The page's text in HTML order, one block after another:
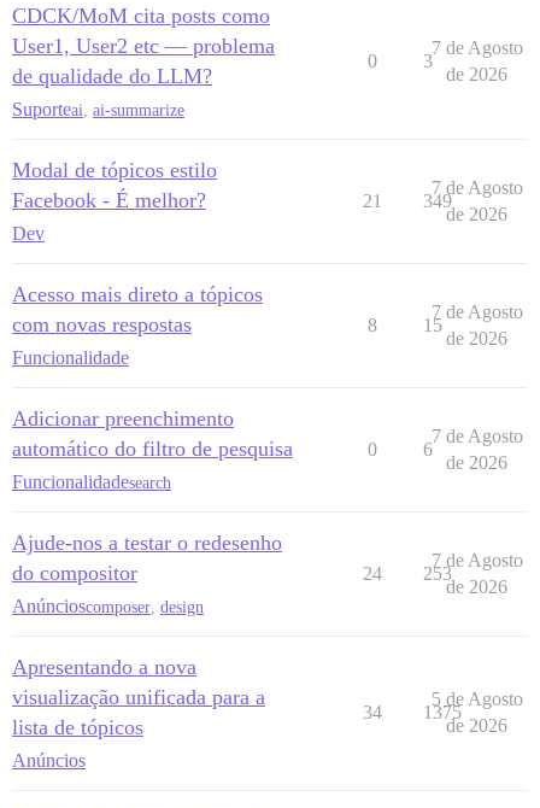
CDCK/MoM cita posts como
User1, User2 etc — problema
de qualidade do LLM?
Suporteai ai-summarize
0 3
7 de Agosto
de 2026
Modal de tópicos estilo
Facebook - É melhor?
Dev
21 349
7 de Agosto
de 2026
Acesso mais direto a tópicos
com novas respostas
Funcionalidade
8 15
7 de Agosto
de 2026
Adicionar preenchimento
automático do filtro de pesquisa
Funcionalidadesearch
0 6
7 de Agosto
de 2026
Ajude-nos a testar o redesenho
do compositor
Anúncioscomposer design
24 253
7 de Agosto
de 2026
Apresentando a nova
visualização unificada para a
lista de tópicos
Anúncios
34 1375
5 de Agosto
de 2026